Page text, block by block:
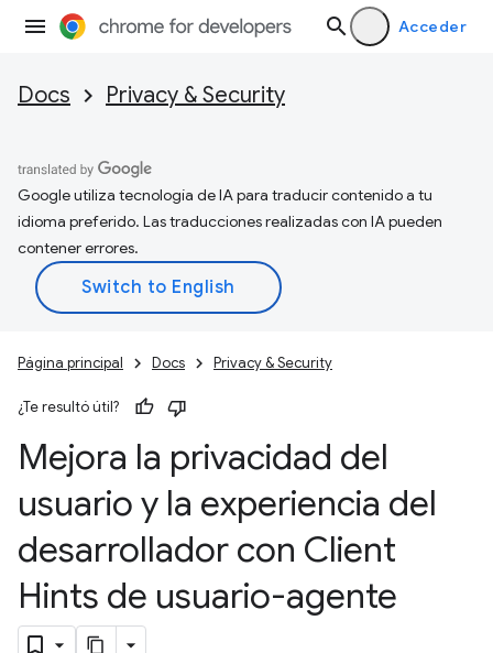
Acceder
Docs Privacy & Security
Google utiliza tecnología de IA para traducir contenido a tu
idioma preferido. Las traducciones realizadas con IA pueden
contener errores.
Página principal Docs Privacy & Security
¿Te resultó útil?
Mejora la privacidad del
usuario y la experiencia del
desarrollador con Client
Hints de usuario-agente